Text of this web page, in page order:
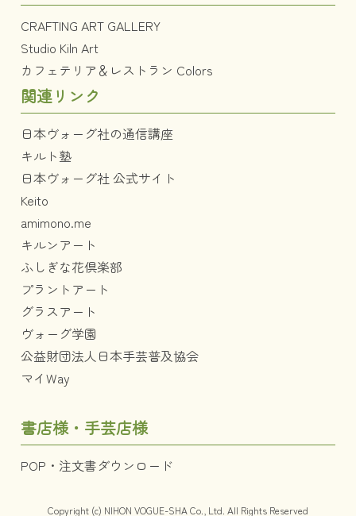
CRAFTING ART GALLERY
Studio Kiln Art
カフェテリア＆レストラン Colors
関連リンク
日本ヴォーグ社の通信講座
キルト塾
日本ヴォーグ社 公式サイト
Keito
amimono.me
キルンアート
ふしぎな花倶楽部
プラントアート
グラスアート
ヴォーグ学園
公益財団法人日本手芸普及協会
マイWay
書店様・手芸店様
POP・注文書ダウンロード
Copyright (c) NIHON VOGUE-SHA Co., Ltd. All Rights Reserved